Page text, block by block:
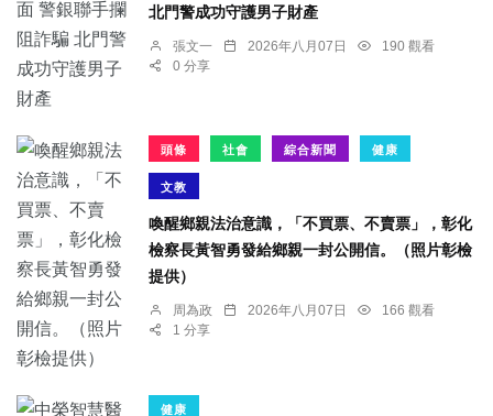
北門警成功守護男子財產
張文一 2026年八月07日
190 觀看
0 分享
頭條 社會 綜合新聞 健康
文教
喚醒鄉親法治意識，「不買票、不賣票」，彰化
檢察長黃智勇發給鄉親一封公開信。（照片彰檢
提供）
周為政 2026年八月07日
166 觀看
1 分享
健康